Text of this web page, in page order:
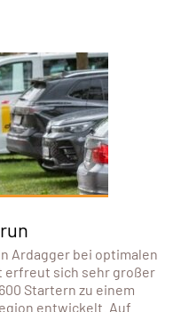
Ardagger bei optimalen
erfreut sich sehr großer
Startern zu einem
entwickelt. Auf